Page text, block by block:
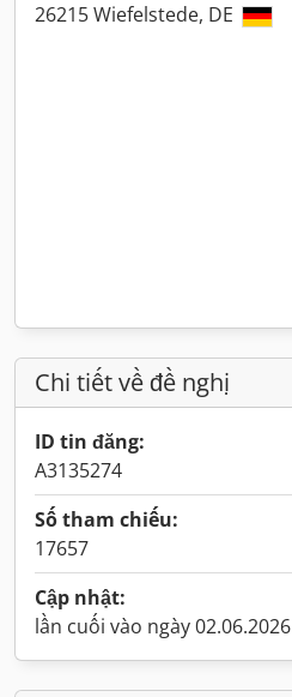
26215 Wiefelstede, DE
Chi tiết về đề nghị
ID tin đăng:
A3135274
Số tham chiếu:
17657
Cập nhật:
lần cuối vào ngày 02.06.2026